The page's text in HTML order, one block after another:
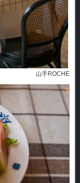
山手ROCHE